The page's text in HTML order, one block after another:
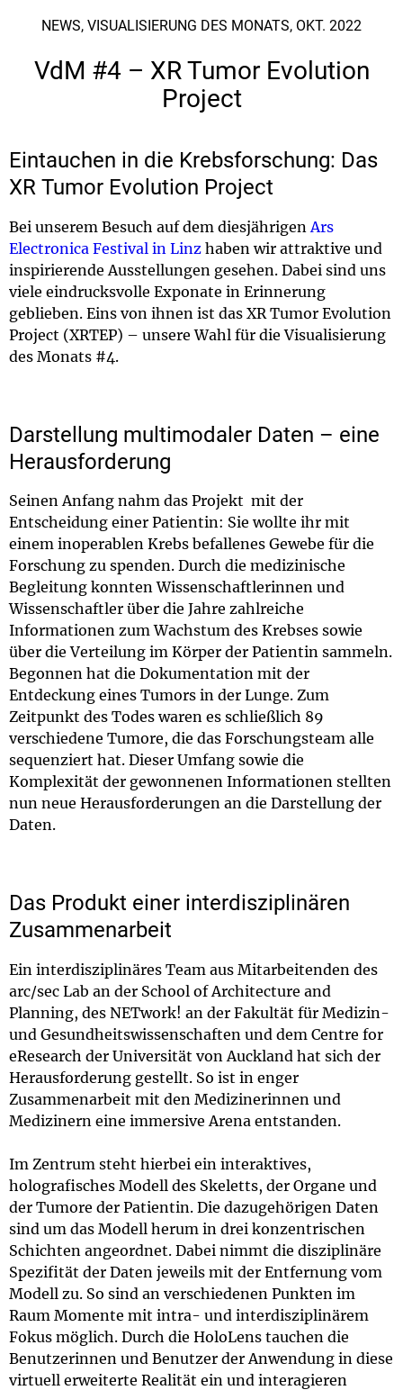
NEWS, VISUALISIERUNG DES MONATS, OKT. 2022
VdM #4 – XR Tumor Evolution
Project
Eintauchen in die Krebsforschung: Das
XR Tumor Evolution Project
Bei unserem Besuch auf dem diesjährigen Ars
Electronica Festival in Linz haben wir attraktive und
inspirierende Ausstellungen gesehen. Dabei sind uns
viele eindrucksvolle Exponate in Erinnerung
geblieben. Eins von ihnen ist das XR Tumor Evolution
Project (XRTEP) – unsere Wahl für die Visualisierung
des Monats #4.
Darstellung multimodaler Daten – eine
Herausforderung
Seinen Anfang nahm das Projekt mit der
Entscheidung einer Patientin: Sie wollte ihr mit
einem inoperablen Krebs befallenes Gewebe für die
Forschung zu spenden. Durch die medizinische
Begleitung konnten Wissenschaftlerinnen und
Wissenschaftler über die Jahre zahlreiche
Informationen zum Wachstum des Krebses sowie
über die Verteilung im Körper der Patientin sammeln.
Begonnen hat die Dokumentation mit der
Entdeckung eines Tumors in der Lunge. Zum
Zeitpunkt des Todes waren es schließlich 89
verschiedene Tumore, die das Forschungsteam alle
sequenziert hat. Dieser Umfang sowie die
Komplexität der gewonnenen Informationen stellten
nun neue Herausforderungen an die Darstellung der
Daten.
Das Produkt einer interdisziplinären
Zusammenarbeit
Ein interdisziplinäres Team aus Mitarbeitenden des
arc/sec Lab an der School of Architecture and
Planning, des NETwork! an der Fakultät für Medizin-
und Gesundheitswissenschaften und dem Centre for
eResearch der Universität von Auckland hat sich der
Herausforderung gestellt. So ist in enger
Zusammenarbeit mit den Medizinerinnen und
Medizinern eine immersive Arena entstanden.
Im Zentrum steht hierbei ein interaktives,
holografisches Modell des Skeletts, der Organe und
der Tumore der Patientin. Die dazugehörigen Daten
sind um das Modell herum in drei konzentrischen
Schichten angeordnet. Dabei nimmt die disziplinäre
Spezifität der Daten jeweils mit der Entfernung vom
Modell zu. So sind an verschiedenen Punkten im
Raum Momente mit intra- und interdisziplinärem
Fokus möglich. Durch die HoloLens tauchen die
Benutzerinnen und Benutzer der Anwendung in diese
virtuell erweiterte Realität ein und interagieren